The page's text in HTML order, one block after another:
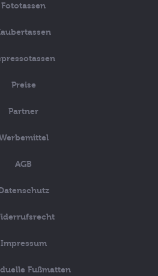
Fototassen
Preise
Partner
AGB
Impressum
Fußmatten